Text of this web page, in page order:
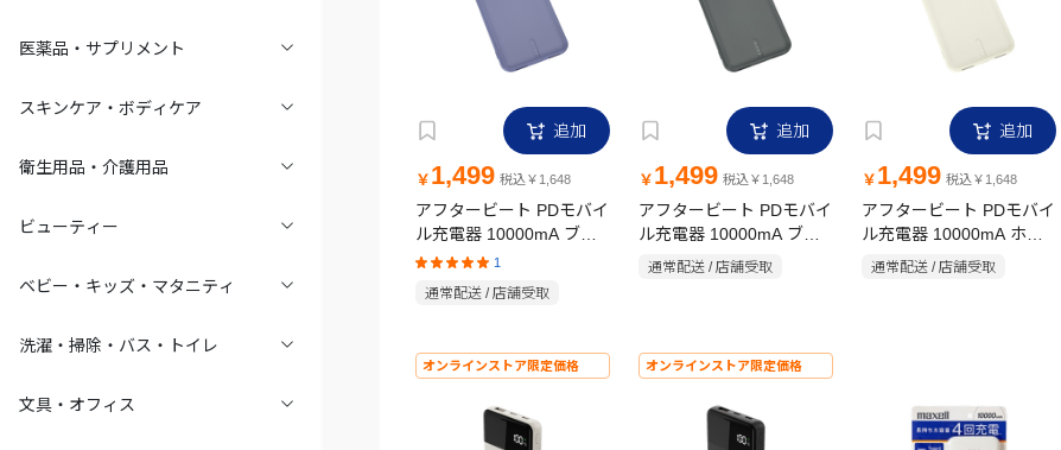
医薬品・サプリメント
スキンケア・ボディケア
衛生用品・介護用品
ビューティー
ベビー・キッズ・マタニティ
洗濯・掃除・バス・トイレ
文具・オフィス
追加
￥ 1,499 税込￥1,648
アフタービート PDモバイ
ル充電器 10000mA ブル
ー GBT100PGBL
1
通常配送 / 店舗受取
追加
￥ 1,499 税込￥1,648
アフタービート PDモバイ
ル充電器 10000mA ブラ
ック GBT100PGBK
通常配送 / 店舗受取
追加
￥ 1,499 税込￥1,648
アフタービート PDモバイ
ル充電器 10000mA ホワ
イト GBT100PGWH
通常配送 / 店舗受取
オンラインストア限定価格 オンラインストア限定価格